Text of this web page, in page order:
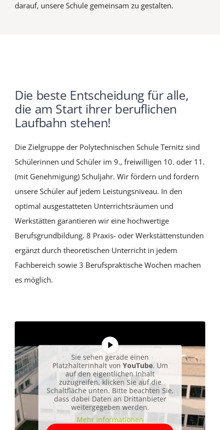
darauf, unsere Schule gemeinsam zu gestalten.
Die beste Entscheidung für alle,
die am Start ihrer beruflichen
Laufbahn stehen!
Die Zielgruppe der Polytechnischen Schule Ternitz sind
Schülerinnen und Schüler im 9., freiwilligen 10. oder 11.
(mit Genehmigung) Schuljahr. Wir fördern und fordern
unsere Schüler auf jedem Leistungsniveau. In den
optimal ausgestatteten Unterrichtsräumen und
Werkstätten garantieren wir eine hochwertige
Berufsgrundbildung. 8 Praxis- oder Werkstättenstunden
ergänzt durch theoretischen Unterricht in jedem
Fachbereich sowie 3 Berufspraktische Wochen machen
es möglich.
Sie sehen gerade einen
Platzhalterinhalt von YouTube. Um
auf den eigentlichen Inhalt
zuzugreifen, klicken Sie auf die
Schaltfläche unten. Bitte beachten Sie,
dass dabei Daten an Drittanbieter
weitergegeben werden.
Mehr Informationen